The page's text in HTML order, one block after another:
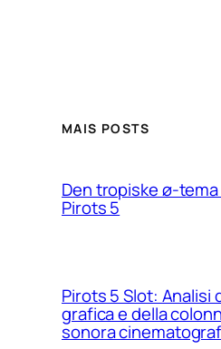
MAIS POSTS
Den tropiske ø-tema
Pirots 5
Pirots 5 Slot: Analisi
grafica e della
sonora